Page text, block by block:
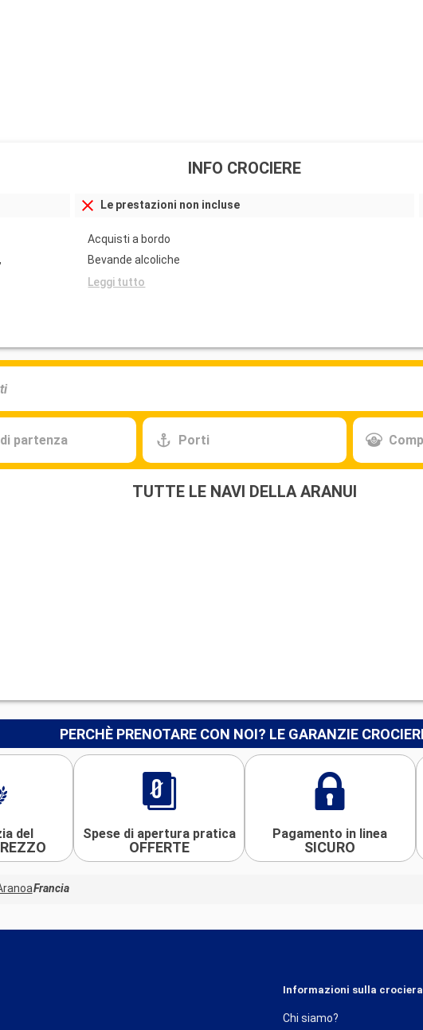
INFO CROCIERE
Le prestazioni non incluse
Acquisti a bordo
Bevande alcoliche
Leggi tutto
partenza Porti
TUTTE LE NAVI DELLA ARANUI
PERCHÈ PRENOTARE CON NOI? LE GARANZIE
del Spese di apertura pratica
OFFERTE
Pagamento in linea
SICURO
Francia
Informazioni sulla crociera
Chi siamo?